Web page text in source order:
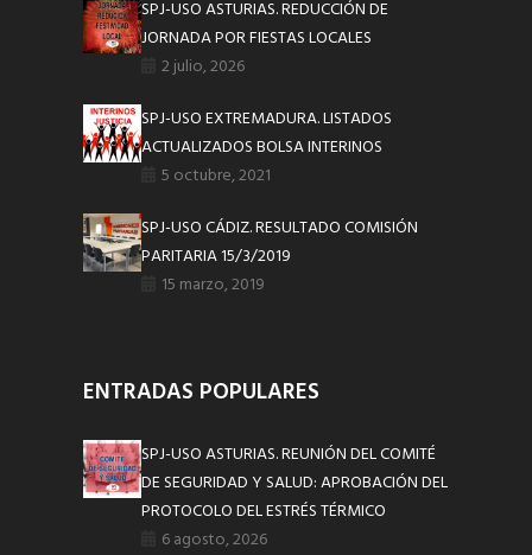
SPJ-USO ASTURIAS. REDUCCIÓN DE
JORNADA POR FIESTAS LOCALES
2 julio, 2026
SPJ-USO EXTREMADURA. LISTADOS
ACTUALIZADOS BOLSA INTERINOS
5 octubre, 2021
SPJ-USO CÁDIZ. RESULTADO COMISIÓN
PARITARIA 15/3/2019
15 marzo, 2019
ENTRADAS POPULARES
SPJ-USO ASTURIAS. REUNIÓN DEL COMITÉ
DE SEGURIDAD Y SALUD: APROBACIÓN DEL
PROTOCOLO DEL ESTRÉS TÉRMICO
6 agosto, 2026